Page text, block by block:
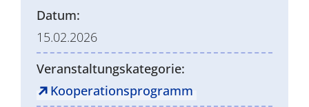
Datum:
15.02.2026
Veranstaltungskategorie:
Kooperationsprogramm